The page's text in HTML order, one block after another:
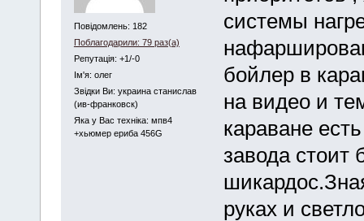
Повідомлень: 182
Поблагодарили: 79 раз(а)
Репутація: +1/-0
Iм'я: олег
Звідки Ви: украина станислав
(ив-франковск)
Яка у Вас техніка: мпв4
+хьюмер ериба 456G
системы
бойлер в
на видео и
караване
завода стоит
руках и